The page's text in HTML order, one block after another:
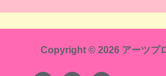
Copyright © 2026 アーツプ